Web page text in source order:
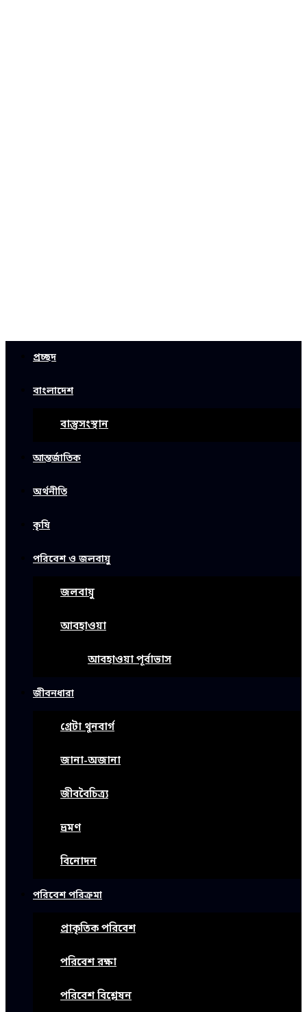
প্রচ্ছদ
বাংলাদেশ
বাস্তুসংস্থান
আন্তর্জাতিক
অর্থনীতি
কৃষি
পরিবেশ ও জলবায়ু
জলবায়ু
আবহাওয়া
আবহাওয়া পূর্বাভাস
জীবনধারা
গ্রেটা থুনবার্গ
জানা-অজানা
জীববৈচিত্র্য
ভ্রমণ
বিনোদন
পরিবেশ পরিক্রমা
প্রাকৃতিক পরিবেশ
পরিবেশ রক্ষা
পরিবেশ বিশ্লেষন